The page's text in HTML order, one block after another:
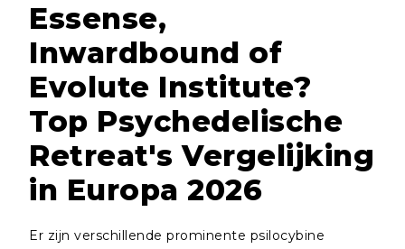
Essense,
Inwardbound of
Evolute Institute?
Top Psychedelische
Retreat's Vergelijking
in Europa 2026
Er zijn verschillende prominente psilocybine